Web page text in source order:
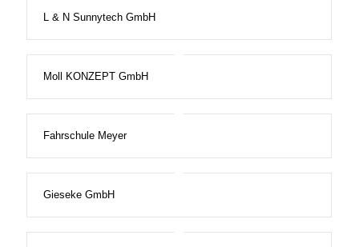
L & N Sunnytech GmbH
Moll KONZEPT GmbH
Fahrschule Meyer
Gieseke GmbH